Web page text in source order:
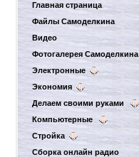
Главная страница
Файлы Самоделкина
Видео
Фотогалерея Самоделкина
Электронные
Экономия
Делаем своими руками
Компьютерные
Стройка
Сборка онлайн радио